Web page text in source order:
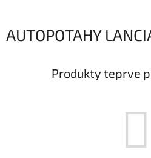
AUTOPOTAHY
Produkty teprve